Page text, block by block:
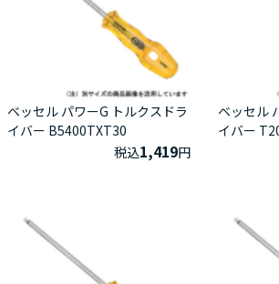
ベッセル パワーG トルクスドラ
イバー B5400TXT30
税込1,419円
ベッセル
イバー